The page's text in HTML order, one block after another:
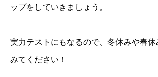
ップをしていきましょう。
実力テストにもなるので、冬休みや春
みてください！